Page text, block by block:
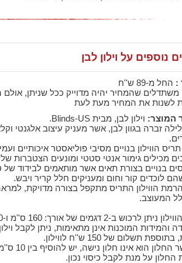
נוספים על וילון לבן
: החל מ-89 ש''ח
משתדלים שהמחיר יהיה מדוייק ככל שניתן,
לשנות את המחיר מעת לעת
המוצר: וילון לבן, מבית Blinds-US.
גלילה זברה בגוון לבן, אשר מעניק עיצוב אלגנטי
הווילון בנויים מסיבי פוליאסטר איכותיים
מכילים גימור אנטי סטטי ומונעים הצטברות
בנויים בצורת תאים אשר מותאמים לבידוד
לוכדים קור וחום ומעניקים חלל קריר ויבש.
הווילון התריס מתקפל בצורה מדויקת,
המעוצב.
לרכוש ב-2 דגמים של אורך: 160 ס''מ ו-260 ס''מ.
והמידות המוכנות אינן מתאימות, ניתן לקבל
תשלום של 150 ש''ח לווילון.
החלון על מנת לקבל כיסוי נכון.